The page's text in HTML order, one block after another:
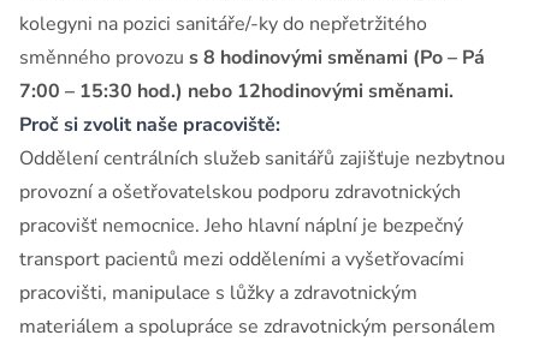
kolegyni na pozici sanitáře/-kydo nepřetržitého
směnného provozu s 8 hodinovými směnami (Po – Pá
7:00 – 15:30 hod.) nebo 12hodinovými směnami.
Proč si zvolit naše pracoviště:
Oddělení centrálních služeb sanitářů zajišťuje nezbytnou
provozní a ošetřovatelskou podporu zdravotnických
pracovišť nemocnice. Jeho hlavní náplní je bezpečný
transport pacientů mezi odděleními a vyšetřovacími
pracovišti, manipulace s lůžky a zdravotnickým
materiálem a spolupráce se zdravotnickým personálem